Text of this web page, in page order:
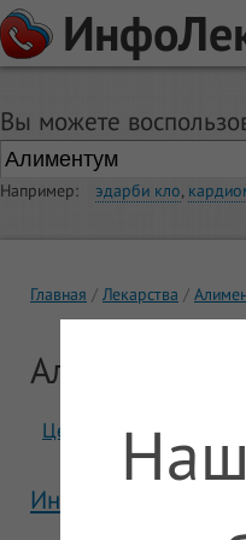
Вы можете
Например: эдарби кло,
Главная Лекарства
Алиментум
Цены Отзывы
Инструкция